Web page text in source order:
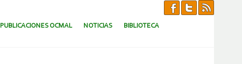
PUBLICACIONES OCMAL NOTICIAS BIBLIOTECA